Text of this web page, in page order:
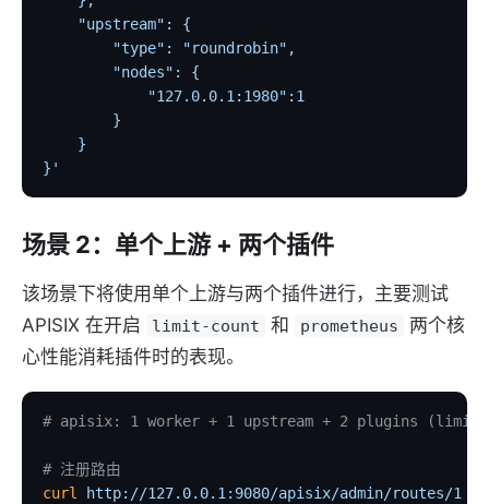
    "upstream": {
        "type": "roundrobin",
        "nodes": {
            "127.0.0.1:1980":1
        }
    }
}'
场景 2：单个上游 + 两个插件
该场景下将使用单个上游与两个插件进行，主要测试
APISIX 在开启
limit-count 和 prometheus
两个核
心性能消耗插件时的表现。
# apisix: 1 worker + 1 upstream + 2 plugins (limit-
# 注册路由
curl http://127.0.0.1:9080/apisix/admin/routes/1